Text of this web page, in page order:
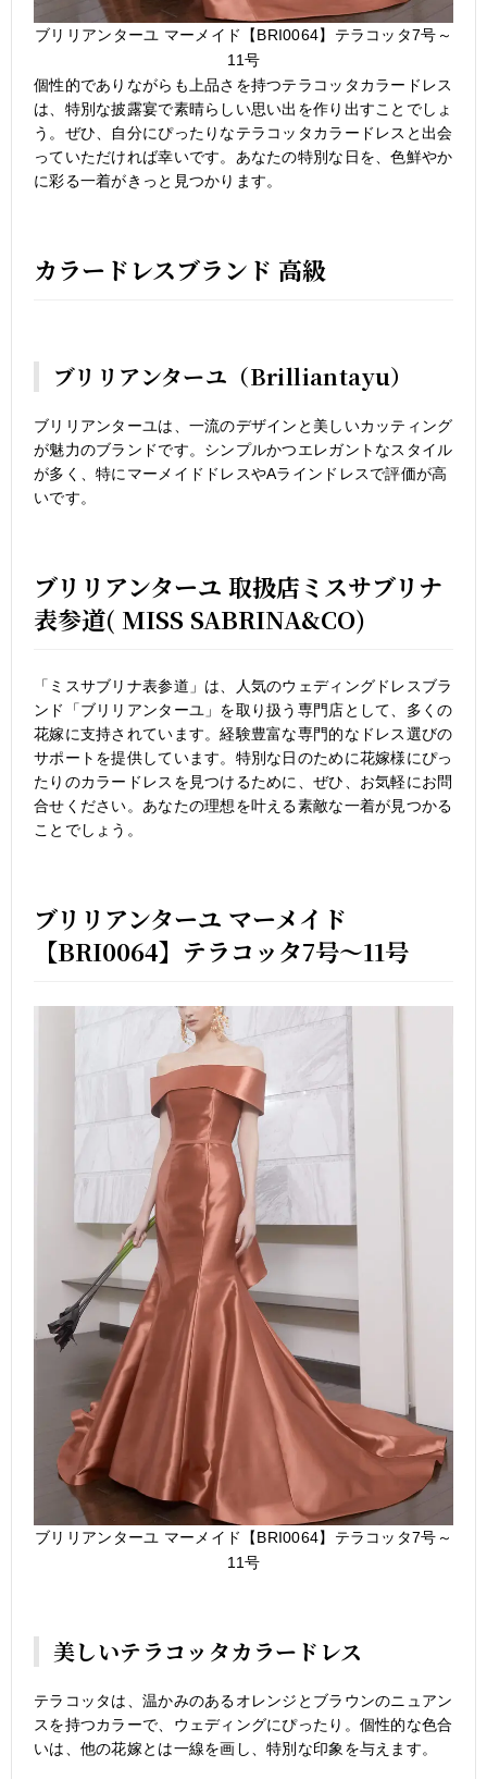
ブリリアンターユ マーメイド【BRI0064】テラコッタ7号～
11号
個性的でありながらも上品さを持つテラコッタカラードレス
は、特別な披露宴で素晴らしい思い出を作り出すことでしょ
う。ぜひ、自分にぴったりなテラコッタカラードレスと出会
っていただければ幸いです。あなたの特別な日を、色鮮やか
に彩る一着がきっと見つかります。
カラードレスブランド 高級
ブリリアンターユ（Brilliantayu）
ブリリアンターユは、一流のデザインと美しいカッティング
が魅力のブランドです。シンプルかつエレガントなスタイル
が多く、特にマーメイドドレスやAラインドレスで評価が高
いです。
ブリリアンターユ 取扱店ミスサブリナ
表参道( MISS SABRINA&CO)
「ミスサブリナ表参道」は、人気のウェディングドレスブラ
ンド「ブリリアンターユ」を取り扱う専門店として、多くの
花嫁に支持されています。経験豊富な専門的なドレス選びの
サポートを提供しています。特別な日のために花嫁様にぴっ
たりのカラードレスを見つけるために、ぜひ、お気軽にお問
合せください。あなたの理想を叶える素敵な一着が見つかる
ことでしょう。
ブリリアンターユ マーメイド
【BRI0064】テラコッタ7号～11号
ブリリアンターユ マーメイド【BRI0064】テラコッタ7号～
11号
美しいテラコッタカラードレス
テラコッタは、温かみのあるオレンジとブラウンのニュアン
スを持つカラーで、ウェディングにぴったり。個性的な色合
いは、他の花嫁とは一線を画し、特別な印象を与えます。